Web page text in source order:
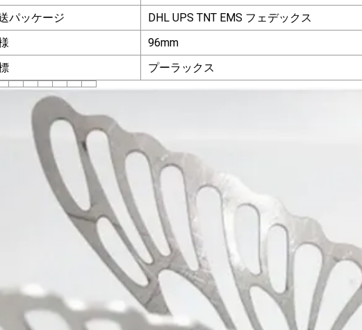
パッケージ
DHL UPS TNT EMS フェデックス
96mm
プーラックス